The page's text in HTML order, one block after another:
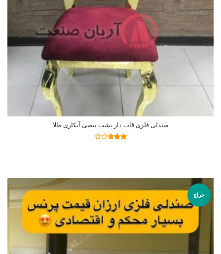
صندلی فلزی قاب دار پشت بیضی آبکاری طلا
اطلاعات بیشتر
حراج